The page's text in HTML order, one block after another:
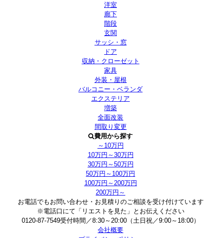
洋室
廊下
階段
玄関
サッシ・窓
ドア
収納・クローゼット
家具
外装・屋根
バルコニー・ベランダ
エクステリア
増築
全面改装
間取り変更
費用から探す
～10万円
10万円～30万円
30万円～50万円
50万円～100万円
100万円～200万円
200万円～
お電話でもお問い合わせ・お見積りのご相談を受け付けています
※電話口にて「リエストを見た」とお伝えください
0120-87-7549受付時間／8:30～20:00（土日祝／9:00～18:00）
会社概要